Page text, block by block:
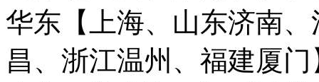
华东【上海、山东济南
昌、浙江温州、福建厦门